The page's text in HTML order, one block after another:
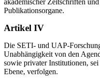
Publikationsorgane.
Artikel IV
Die SETI- und UAP-
Unabhängigkeit von den
sowie privater Institutionen,
Ebene, verfolgen.